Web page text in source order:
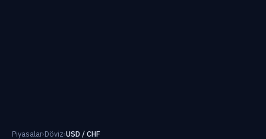
Piyasalar›Döviz›USD / CHF